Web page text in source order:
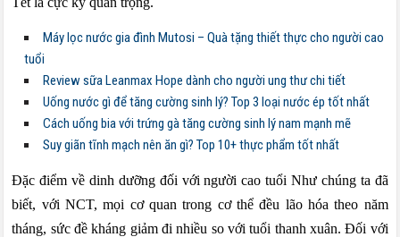
Máy lọc nước gia đình Mutosi – Quà tặng thiết thực cho người cao
tuổi
Review sữa Leanmax Hope dành cho người ung thư chi tiết
Uống nước gì để tăng cường sinh lý? Top 3 loại nước ép tốt nhất
Cách uống bia với trứng gà tăng cường sinh lý nam mạnh mẽ
Suy giãn tĩnh mạch nên ăn gì? Top 10+ thực phẩm tốt nhất
Đặc điểm về dinh dưỡng đối với người cao tuổi Như chúng ta đã
biết, với NCT, mọi cơ quan trong cơ thể đều lão hóa theo năm
tháng, sức đề kháng giảm đi nhiều so với tuổi thanh xuân. Đối với